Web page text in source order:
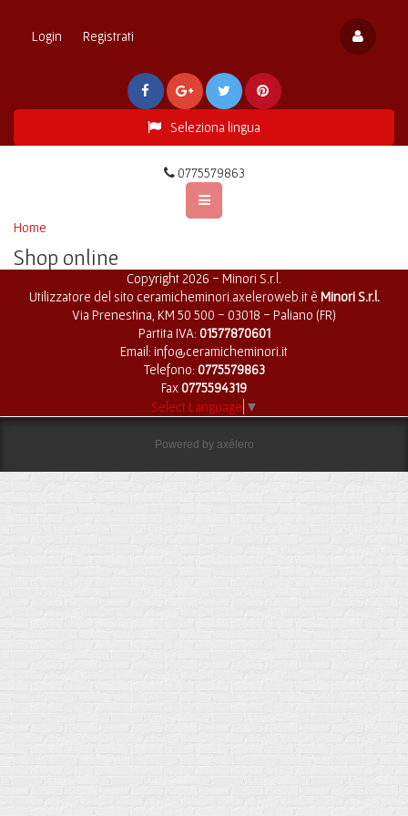
Login Registrati
Seleziona lingua
0775579863
Home
Shop online
Copyright 2026 - Minori S.r.l.
Utilizzatore del sito ceramicheminori.axeleroweb.it è Minori S.r.l.
Via Prenestina, KM 50 500 - 03018 - Paliano (FR)
Partita IVA: 01577870601
Email: info@ceramicheminori.it
Telefono: 0775579863
Fax 0775594319
Select Language ▼